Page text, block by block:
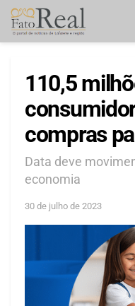
110,5
compras
Data deve
economia
30 de julho de 2023